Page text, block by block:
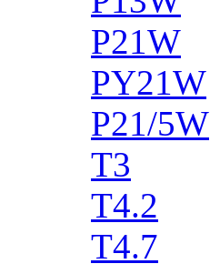
P21W
PY21W
P21/5W
T3
T4.2
T4.7